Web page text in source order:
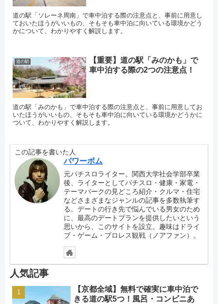
道の駅「ソレーネ周南」で車中泊する際の注意点と、事前に用意し
ておいたほうがいいもの、そもそも車中泊に向いている環境かどう
かについて、わかりやすく解説します。
道の駅
【重要】道の駅「みのかも」で
車中泊する際の2つの注意点！
道の駅「みのかも」で車中泊する際の注意点と、事前に用意してお
いたほうがいいもの、そもそも車中泊に向いている環境かどうかに
ついて、わかりやすく解説します。
この記事を書いた人
パワーボム
元パチスロライター。関西大学社会学部卒業
後、ライターとしてパチスロ・健康・家電・
テーマパークの見どころ紹介・クルマ・住宅
などさまざまなジャンルの記事を多数執筆す
る。デートの行き先で悩んでいる男女のため
に、最高のデートプランを提供したいという
思いから、このサイトを設立。趣味はドライ
ブ・ゲーム・プロレス観戦（ノアファン）。
人気記事
【京都全域】無料で確実に車中泊で
きる道の駅5つ！風呂・コンビニあ